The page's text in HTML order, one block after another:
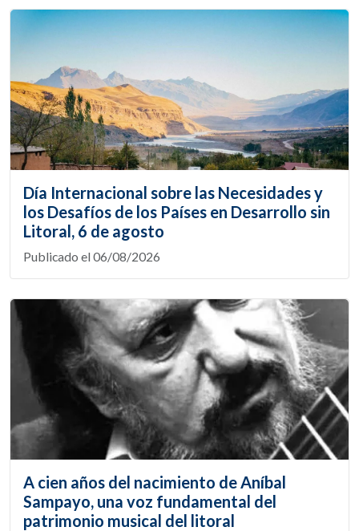
Día Internacional sobre las Necesidades y
los Desafíos de los Países en Desarrollo sin
Litoral, 6 de agosto
Publicado el 06/08/2026
A cien años del nacimiento de Aníbal
Sampayo, una voz fundamental del
patrimonio musical del litoral